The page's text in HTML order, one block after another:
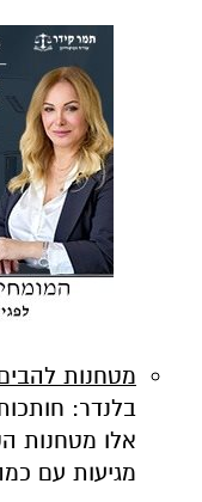
מטחנות
בלנדר:
אלו מטחנות
מגיעות עם